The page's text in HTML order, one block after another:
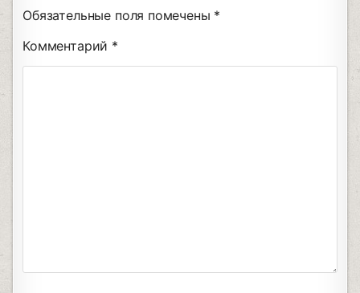
Обязательные поля помечены *
Комментарий *